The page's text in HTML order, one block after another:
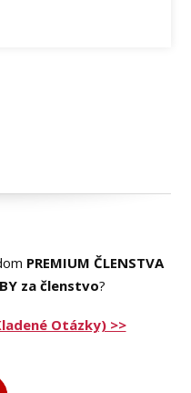
PREMIUM ČLENSTVA
za členstvo?
Otázky) >>